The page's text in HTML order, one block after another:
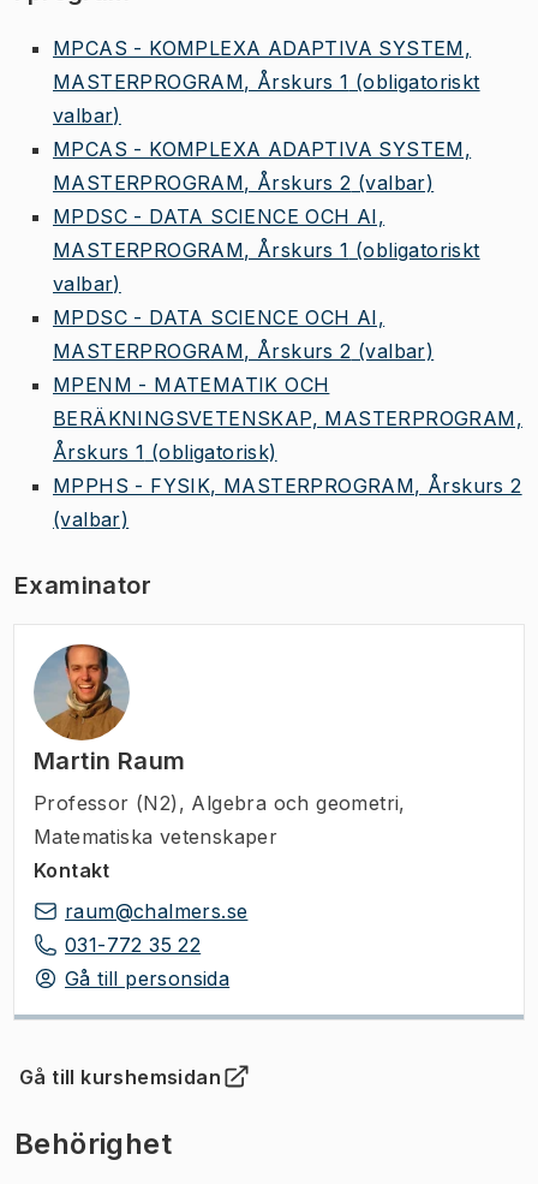
MPCAS - KOMPLEXA ADAPTIVA SYSTEM,
MASTERPROGRAM, Årskurs 1 (obligatoriskt
valbar)
MPCAS - KOMPLEXA ADAPTIVA SYSTEM,
MASTERPROGRAM, Årskurs 2 (valbar)
MPDSC - DATA SCIENCE OCH AI,
MASTERPROGRAM, Årskurs 1 (obligatoriskt
valbar)
MPDSC - DATA SCIENCE OCH AI,
MASTERPROGRAM, Årskurs 2 (valbar)
MPENM - MATEMATIK OCH
BERÄKNINGSVETENSKAP, MASTERPROGRAM,
Årskurs 1 (obligatorisk)
MPPHS - FYSIK, MASTERPROGRAM, Årskurs 2
(valbar)
Examinator
Martin Raum
Professor (N2) , Algebra och geometri,
Matematiska vetenskaper
Kontakt
raum@chalmers.se
031-772 35 22
Gå till personsida
Gå till kurshemsidan
(Öppnas i ny flik)
Behörighet